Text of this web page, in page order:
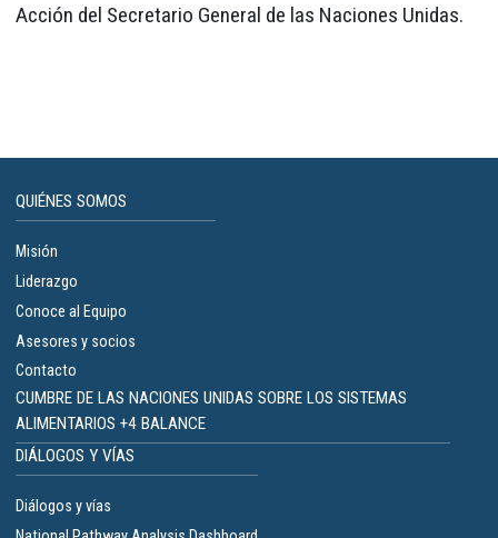
Acción del Secretario General de las Naciones Unidas.
QUIÉNES SOMOS
Misión
Liderazgo
Conoce al Equipo
Asesores y socios
Contacto
CUMBRE DE LAS NACIONES UNIDAS SOBRE LOS SISTEMAS
ALIMENTARIOS +4 BALANCE
DIÁLOGOS Y VÍAS
Diálogos y vías